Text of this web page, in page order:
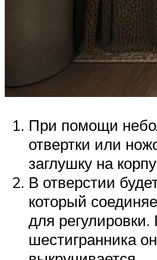
При помощи
отвертки или
заглушку на
В отверстии
который
для
шестигранника он